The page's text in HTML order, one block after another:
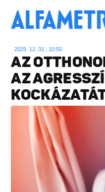
2025. 12. 31., 10:50
AZ
AZ